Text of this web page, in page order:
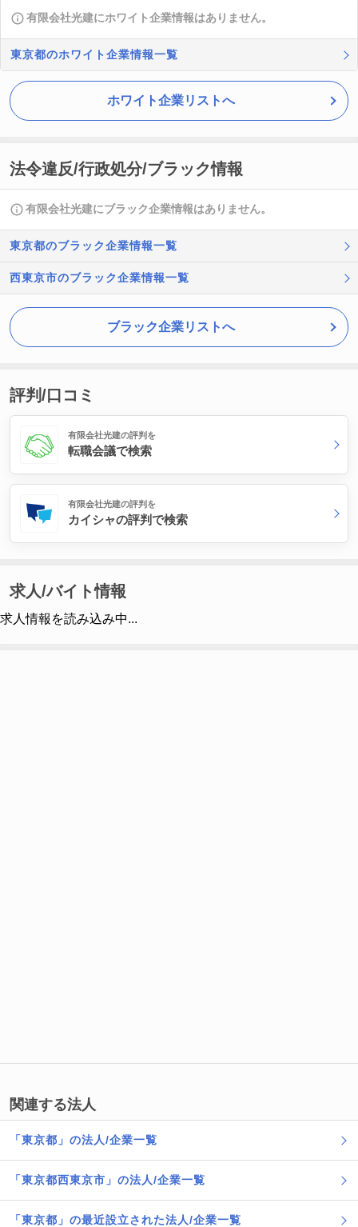
有限会社光建にホワイト企業情報はありません。
東京都のホワイト企業情報一覧
ホワイト企業リストへ
法令違反/行政処分/ブラック情報
有限会社光建にブラック企業情報はありません。
東京都のブラック企業情報一覧
西東京市のブラック企業情報一覧
ブラック企業リストへ
評判/口コミ
有限会社光建の評判を
転職会議で検索
有限会社光建の評判を
カイシャの評判で検索
求人/バイト情報
求人情報を読み込み中...
関連する法人
「東京都」の法人/企業一覧
「東京都西東京市」の法人/企業一覧
「東京都」の最近設立された法人/企業一覧